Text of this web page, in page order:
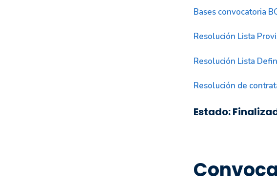
Bases convocatoria
Resolución Lista
Resolución Lista
Resolución de
Estado: